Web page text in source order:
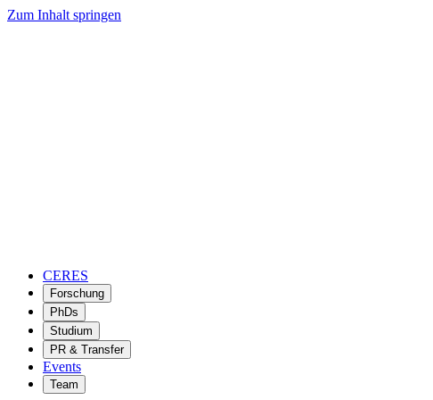
Zum Inhalt springen
CERES
Forschung
PhDs
Studium
PR & Transfer
Events
Team